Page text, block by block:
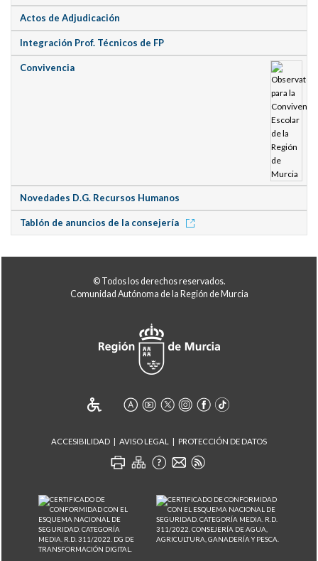
Actos de Adjudicación
Integración Prof. Técnicos de FP
Convivencia
Novedades D.G. Recursos Humanos
Tablón de anuncios de la consejería
© Todos los derechos reservados.
Comunidad Autónoma de la Región de Murcia
ACCESIBILIDAD AVISO LEGAL PROTECCIÓN DE DATOS